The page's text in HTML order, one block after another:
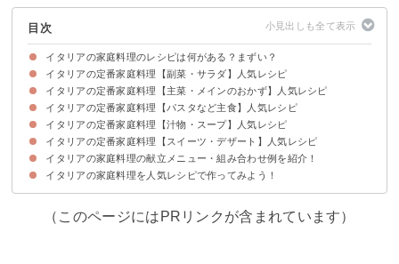
目次
イタリアの家庭料理のレシピは何がある？まずい？
まずはイタリア料理の特徴を知っておこう
イタリア料理の代表的な料理
イタリアの定番家庭料理【副菜・サラダ】人気レシピ
①ぺぺロナータ
②ズッキーニのフリテッレ
③バーニャカウダ
④トマトのグラタン
⑤ヴィニャローラ
⑥簡単でおしゃれなナスとチーズのパルミジャーナ
イタリアの定番家庭料理【主菜・メインのおかず】人気レシピ
①タコのトマト煮込み
②ほうれん草のフリッタータ
③インボルティーニ
④アクアパッツァ
⑤イタリア風ミートボール
イタリアの定番家庭料理【パスタなど主食】人気レシピ
①トスカーナの家庭料理！じゃがいもといんげんのバジルソースパスタ
②パンツァネッラ
③家庭でできるローマ風カルボナーラ
④野菜タルト
⑤野菜のリゾット
⑥ツナとレタスのペペロンチーノ
⑦押麦を使ったパスタフレッド
⑧本格マルゲリータ
⑨お肉もたっぷり入れて！カルツォーネ
⑩トマトのリゾット
イタリアの定番家庭料理【汁物・スープ】人気レシピ
①煉獄の卵
②切って煮るだけのイタリアンシチュー
③ミルファンティ
④豆のスープ
⑤ミネストローネ
イタリアの定番家庭料理【スイーツ・デザート】人気レシピ
①コロンバ
②クロスタータ
③バルサミコ酢を効かせたドルチェ
④田舎風りんごケーキ
イタリアの家庭料理の献立メニュー・組み合わせ例を紹介！
献立メニュー例①パスタがメインのおしゃれなランチ
献立メニュー例②白ワインと一緒に食べる人気のピザメニュー
献立メニュー例③簡単に楽しみたい時のリゾットディナー
イタリアの家庭料理を人気レシピで作ってみよう！
（このページにはPRリンクが含まれています）